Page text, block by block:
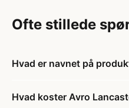
Ofte stillede
Hvad er navnet på
Hvad koster Avro